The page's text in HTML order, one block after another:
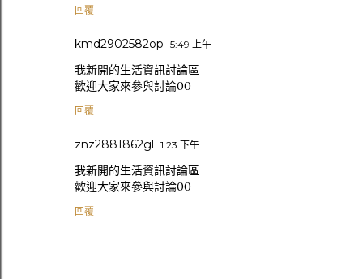
回覆
kmd2902582op 5:49 上午
我新開的生活資訊討論區
歡迎大家來參與討論00
回覆
znz2881862gl 1:23 下午
我新開的生活資訊討論區
歡迎大家來參與討論00
回覆